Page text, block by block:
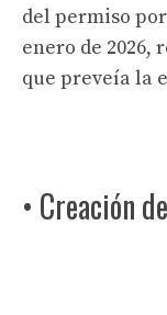
del permiso
enero de 2026,
que preveía la
• Creación